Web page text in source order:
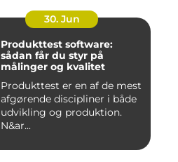
30. Jun
Produkttest software:
sådan får du styr på
målinger og kvalitet
Produkttest er en af de mest
afgørende discipliner i både
udvikling og produktion.
N&ar...